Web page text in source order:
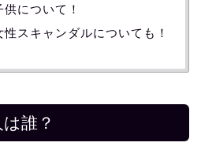
について！
スキャンダルについても！
誰？